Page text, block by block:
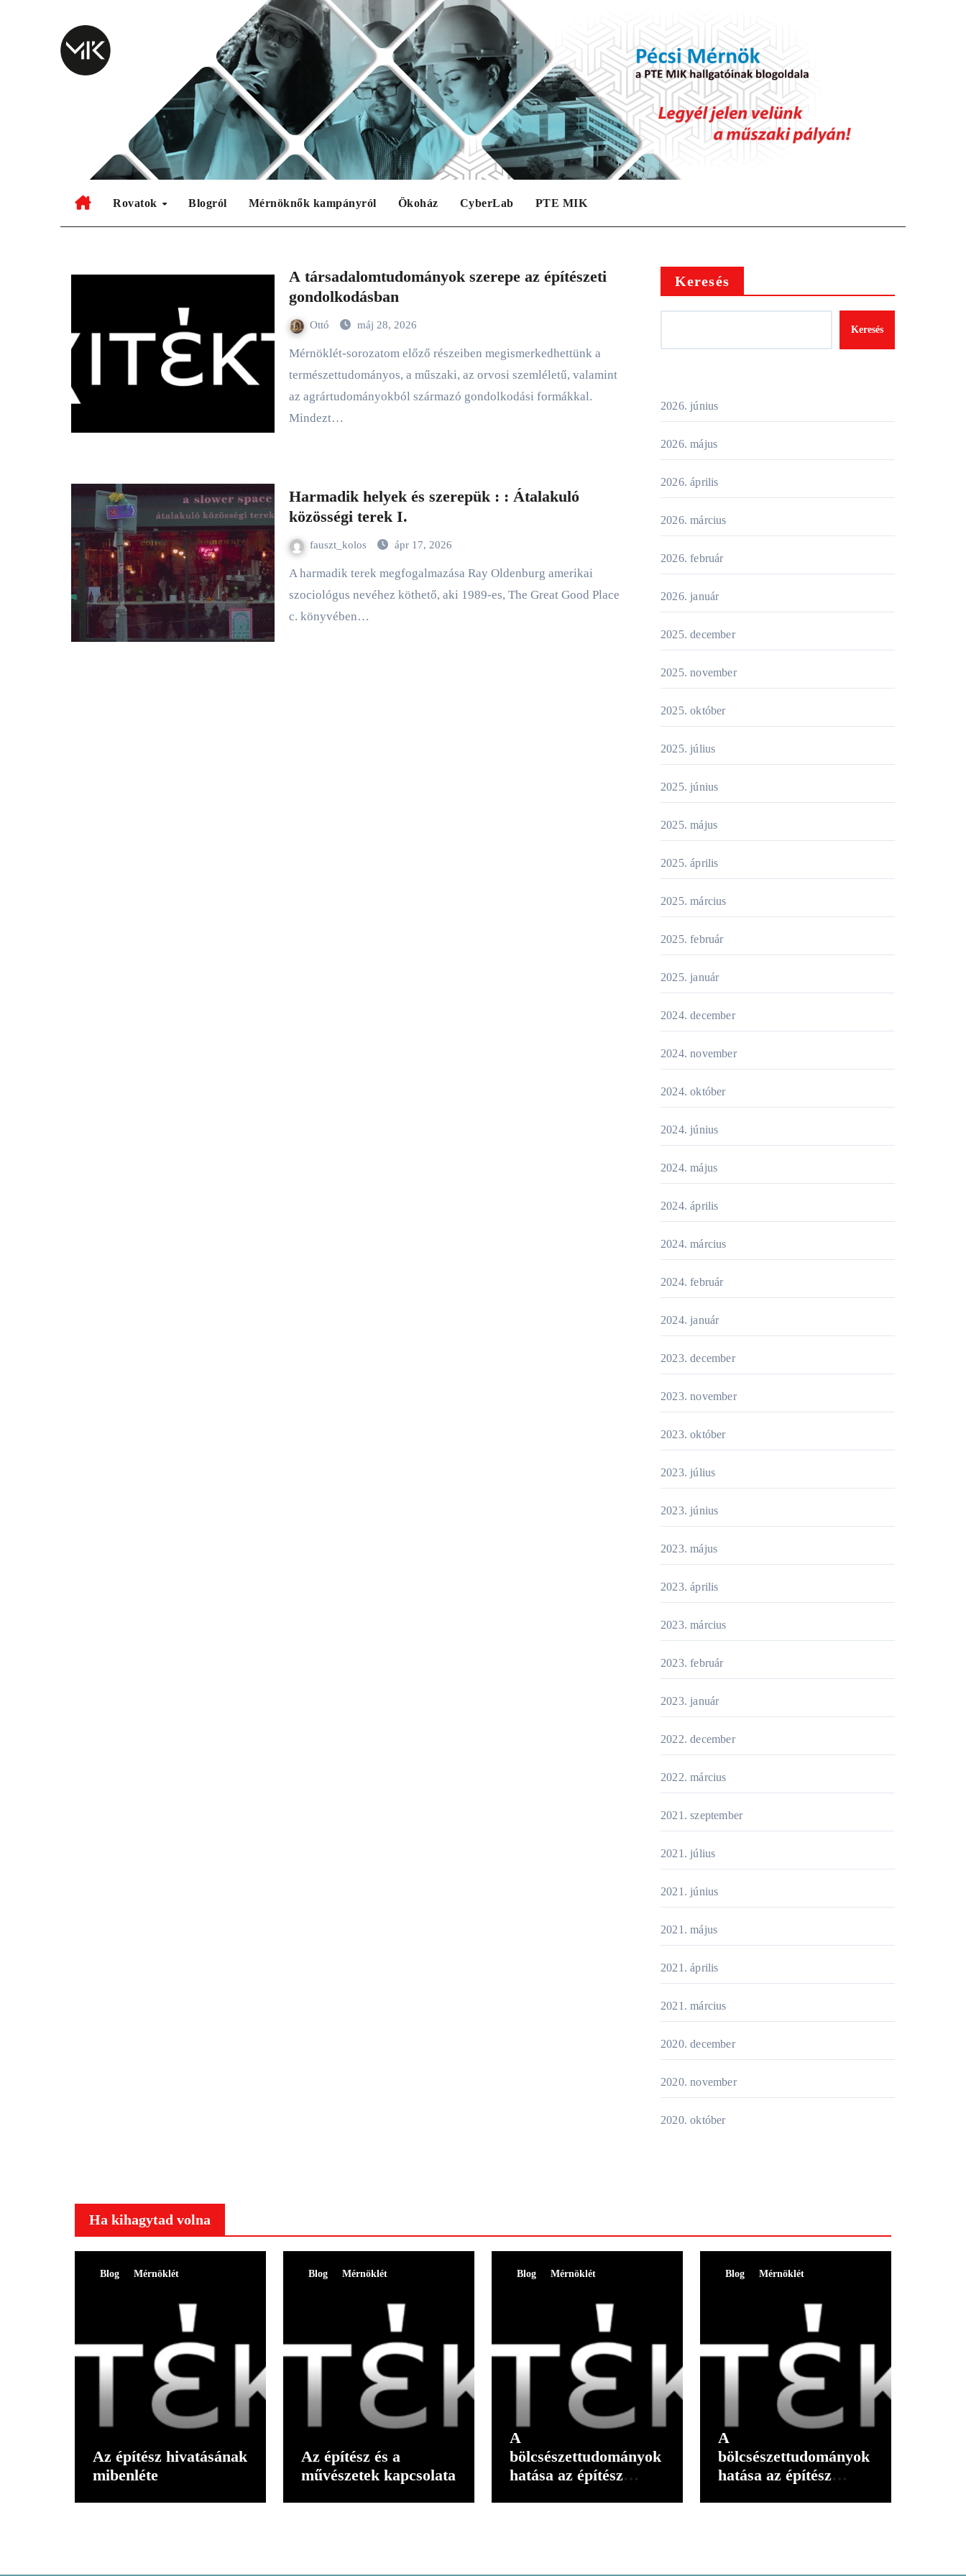
Rovatok Blogról Mérnöknők kampányról Ökoház CyberLab PTE MIK
A társadalomtudományok szerepe az építészeti
gondolkodásban
Ottó máj 28, 2026
Mérnöklét-sorozatom előző részeiben megismerkedhettünk a
természettudományos, a műszaki, az orvosi szemléletű, valamint
az agrártudományokból származó gondolkodási formákkal.
Mindezt…
Harmadik helyek és szerepük : : Átalakuló
közösségi terek I.
fauszt_kolos ápr 17, 2026
A harmadik terek megfogalmazása Ray Oldenburg amerikai
szociológus nevéhez köthető, aki 1989-es, The Great Good Place
c. könyvében…
Keresés
Keresés
2026. június
2026. május
2026. április
2026. március
2026. február
2026. január
2025. december
2025. november
2025. október
2025. július
2025. június
2025. május
2025. április
2025. március
2025. február
2025. január
2024. december
2024. november
2024. október
2024. június
2024. május
2024. április
2024. március
2024. február
2024. január
2023. december
2023. november
2023. október
2023. július
2023. június
2023. május
2023. április
2023. március
2023. február
2023. január
2022. december
2022. március
2021. szeptember
2021. július
2021. június
2021. május
2021. április
2021. március
2020. december
2020. november
2020. október
Ha kihagytad volna
Blog Mérnöklét
Az építész hivatásának
mibenléte
Blog Mérnöklét
Az építész és a
művészetek kapcsolata
Blog Mérnöklét
A
bölcsészettudományok
hatása az építész
Blog Mérnöklét
A
bölcsészettudományok
hatása az építész